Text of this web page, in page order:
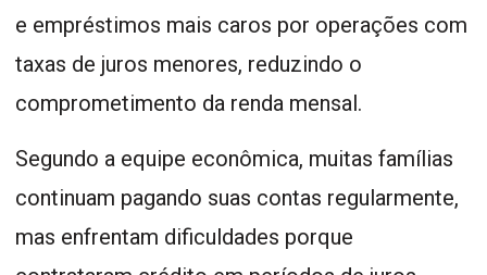
e empréstimos mais caros por operações com
taxas de juros menores, reduzindo o
comprometimento da renda mensal.
Segundo a equipe econômica, muitas famílias
continuam pagando suas contas regularmente,
mas enfrentam dificuldades porque